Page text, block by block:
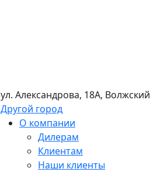
ул. Александрова, 18А, Волжский
Другой город
О компании
Дилерам
Клиентам
Наши клиенты